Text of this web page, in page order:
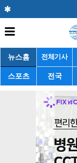
뉴스홈 전체기사
스포츠 전국